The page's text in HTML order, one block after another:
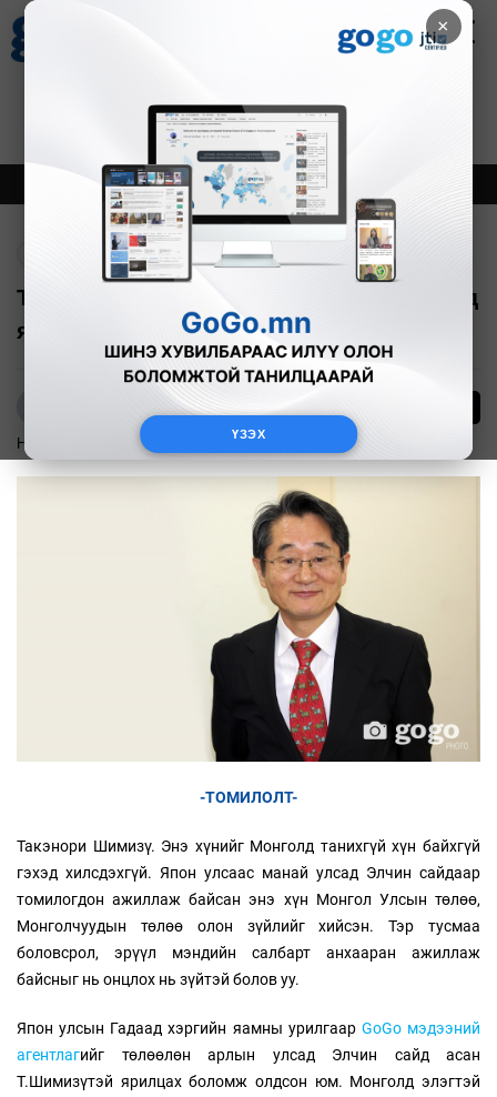
×
ҮЗЭХ
Зурхай
8.06
Онцлох Шинэ
Т.Шимизү: Чадварлаг ард түмэн яагаад
ядуу байна гэдгийг бодох хэрэгтэй
Р.Адъяасүрэн
Нийгэм 2017-03-06
-ТОМИЛОЛТ-
Такэнори Шимизү. Энэ хүнийг Монголд танихгүй хүн байхгүй
гэхэд хилсдэхгүй. Япон улсаас манай улсад Элчин сайдаар
томилогдон ажиллаж байсан энэ хүн Монгол Улсын төлөө,
Монголчуудын төлөө олон зүйлийг хийсэн. Тэр тусмаа
боловсрол, эрүүл мэндийн салбарт анхааран ажиллаж
байсныг нь онцлох нь зүйтэй болов уу.
Япон улсын Гадаад хэргийн яамны урилгаар GoGo мэдээний
агентлагийг төлөөлөн арлын улсад Элчин сайд асан
Т.Шимизүтэй ярилцах боломж олдсон юм. Монголд элэгтэй